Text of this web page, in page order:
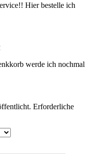
Hier bestelle ich
werde ich nochmal
Erforderliche